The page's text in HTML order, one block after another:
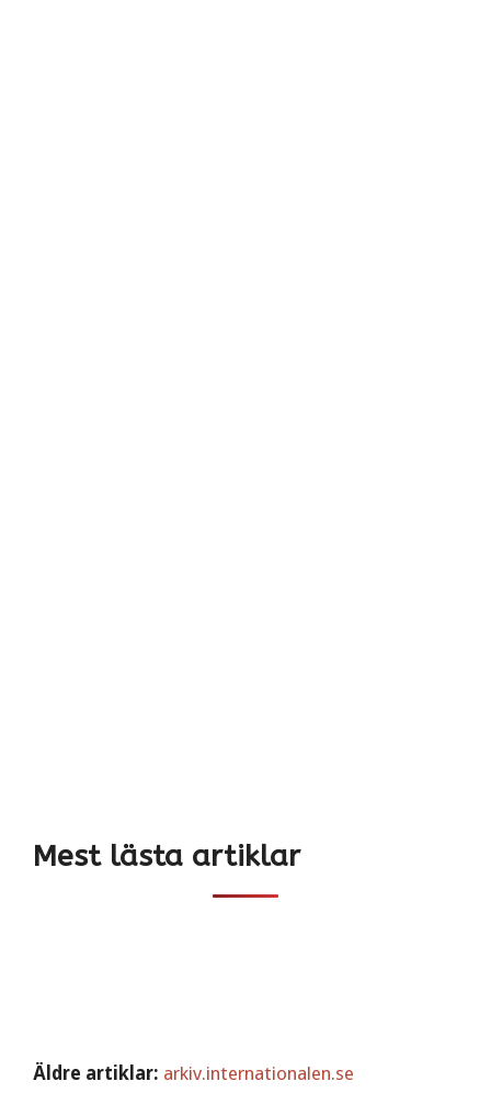
Mest lästa artiklar
Äldre artiklar: arkiv.internationalen.se